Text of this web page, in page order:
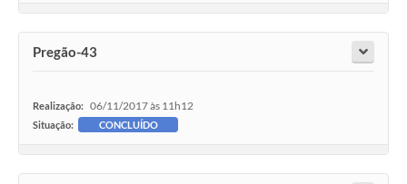
SIC
Modelos de Documentos
Pregão-43
Realização: 06/11/2017 às 11h12
Situação: CONCLUÍDO